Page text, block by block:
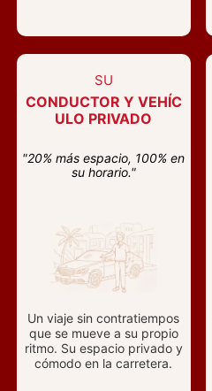
SU
CONDUCTOR Y VEHÍC
ULO PRIVADO
"20% más espacio, 100% en
su horario."
Un viaje sin contratiempos
que se mueve a su propio
ritmo. Su espacio privado y
cómodo en la carretera.